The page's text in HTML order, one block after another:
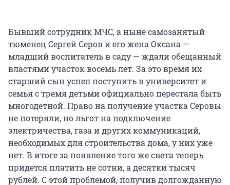
Бывший сотрудник МЧС, а ныне самозанятый
тюменец Сергей Серов и его жена Оксана —
младший воспитатель в саду — ждали обещанный
властями участок восемь лет. За это время их
старший сын успел поступить в университет и
семья с тремя детьми официально перестала быть
многодетной. Право на получение участка Серовы
не потеряли, но льгот на подключение
электричества, газа и других коммуникаций,
необходимых для строительства дома, у них уже
нет. В итоге за появление того же света теперь
придется платить не сотни, а десятки тысяч
рублей. С этой проблемой, получив долгожданную